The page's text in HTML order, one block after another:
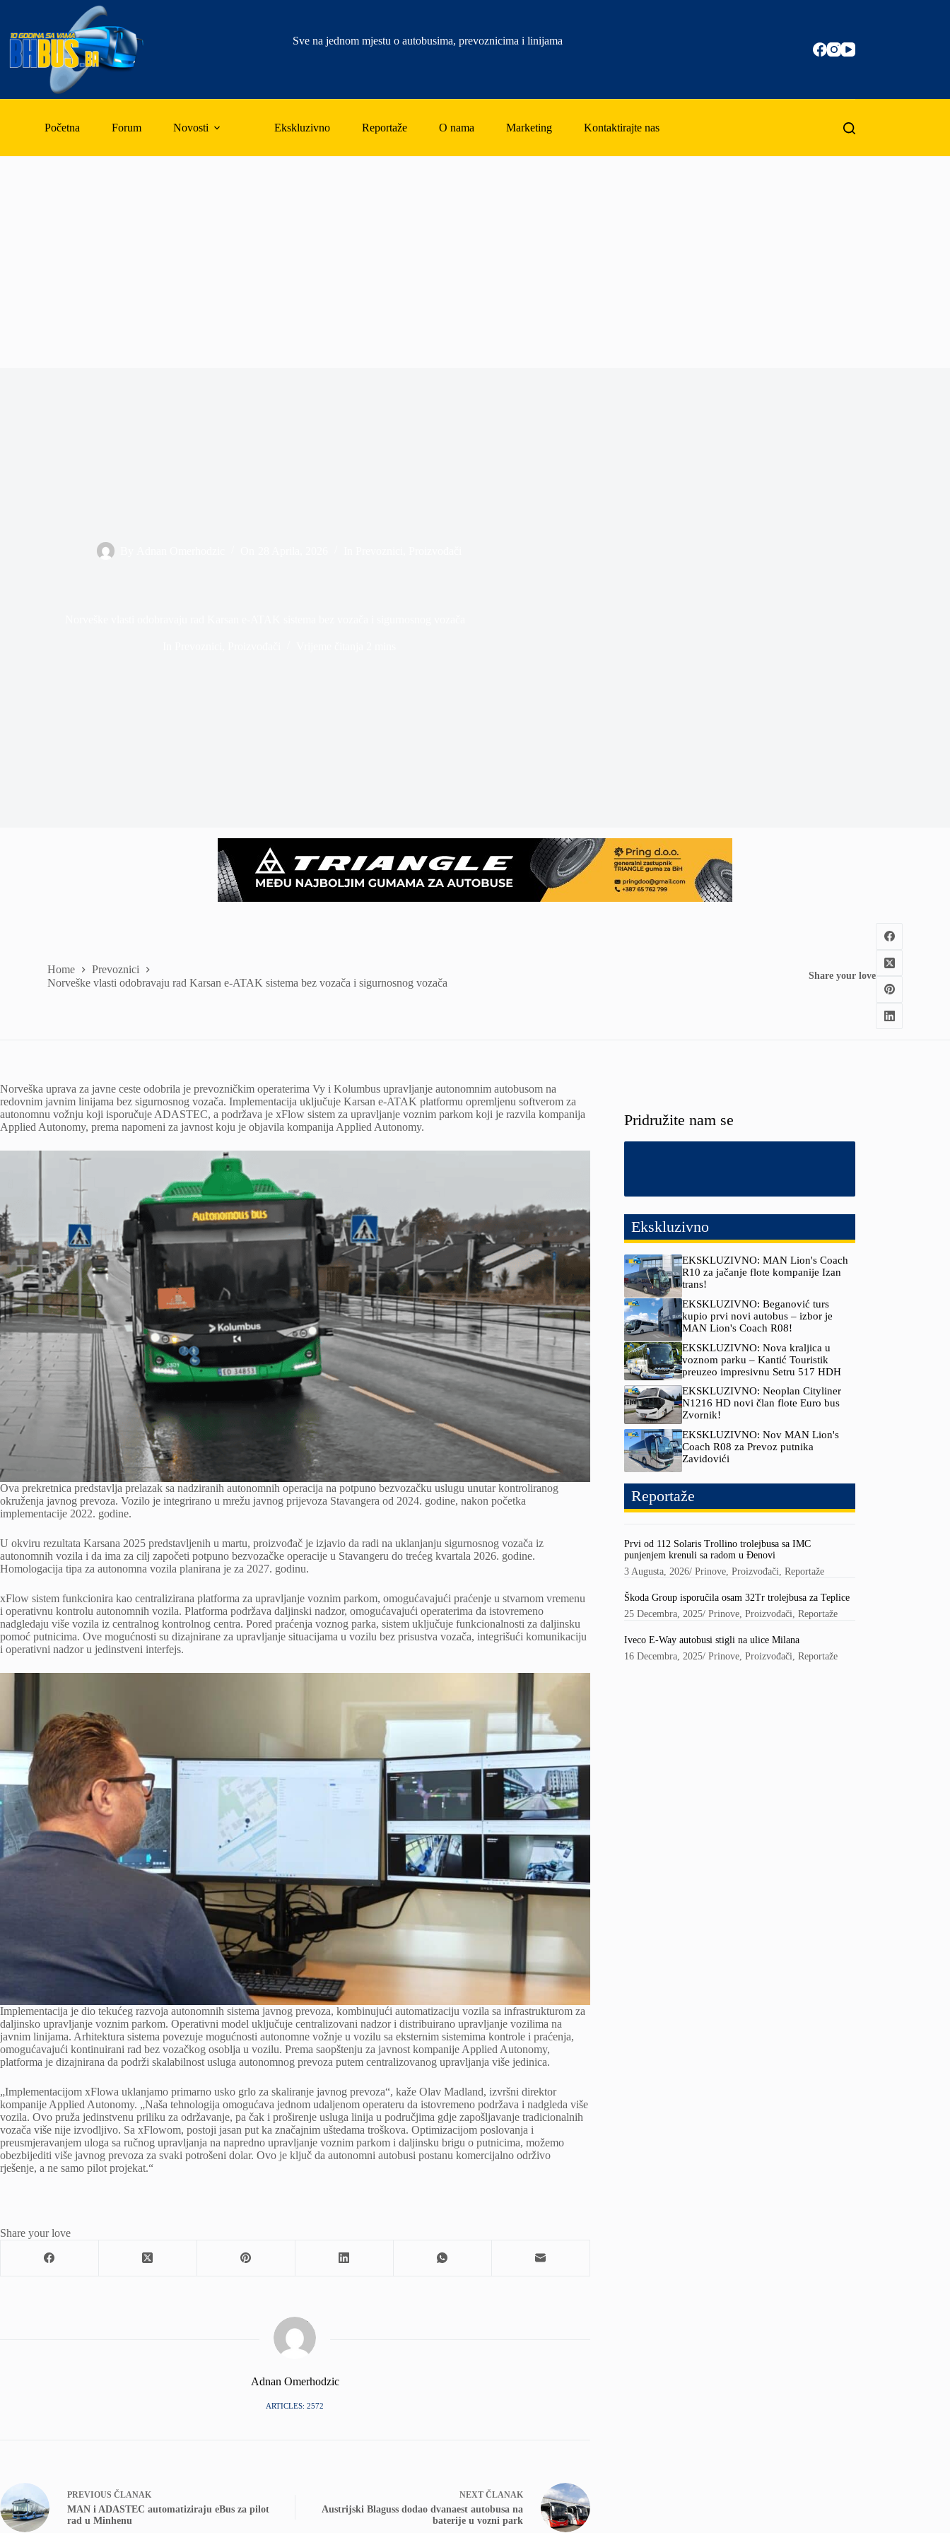
content
Sve na jednom mjestu o autobusima, prevoznicima i linijama
Početna Forum Novosti Ekskluzivno Reportaže O nama Marketing Kontaktirajte nas
Home
Prevoznici
Norveške vlasti odobravaju rad Karsan e-ATAK sistema bez vozača i sigurnosnog vozača
Share your love
Norveška uprava za javne ceste odobrila je prevozničkim operaterima Vy i Kolumbus upravljanje autonomnim autobusom na
redovnim javnim linijama bez sigurnosnog vozača. Implementacija uključuje Karsan e-ATAK platformu opremljenu softverom za
autonomnu vožnju koji isporučuje ADASTEC, a podržava je xFlow sistem za upravljanje voznim parkom koji je razvila kompanija
Applied Autonomy, prema napomeni za javnost koju je objavila kompanija Applied Autonomy.
Ova prekretnica predstavlja prelazak sa nadziranih autonomnih operacija na potpuno bezvozačku uslugu unutar kontroliranog
okruženja javnog prevoza. Vozilo je integrirano u mrežu javnog prijevoza Stavangera od 2024. godine, nakon početka
implementacije 2022. godine.
U okviru rezultata Karsana 2025 predstavljenih u martu, proizvođač je izjavio da radi na uklanjanju sigurnosnog vozača iz
autonomnih vozila i da ima za cilj započeti potpuno bezvozačke operacije u Stavangeru do trećeg kvartala 2026. godine.
Homologacija tipa za autonomna vozila planirana je za 2027. godinu.
xFlow sistem funkcionira kao centralizirana platforma za upravljanje voznim parkom, omogućavajući praćenje u stvarnom vremenu
i operativnu kontrolu autonomnih vozila. Platforma podržava daljinski nadzor, omogućavajući operaterima da istovremeno
nadgledaju više vozila iz centralnog kontrolnog centra. Pored praćenja voznog parka, sistem uključuje funkcionalnosti za daljinsku
pomoć putnicima. Ove mogućnosti su dizajnirane za upravljanje situacijama u vozilu bez prisustva vozača, integrišući komunikaciju
i operativni nadzor u jedinstveni interfejs.
Implementacija je dio tekućeg razvoja autonomnih sistema javnog prevoza, kombinujući automatizaciju vozila sa infrastrukturom za
daljinsko upravljanje voznim parkom. Operativni model uključuje centralizovani nadzor i distribuirano upravljanje vozilima na
javnim linijama. Arhitektura sistema povezuje mogućnosti autonomne vožnje u vozilu sa eksternim sistemima kontrole i praćenja,
omogućavajući kontinuirani rad bez vozačkog osoblja u vozilu. Prema saopštenju za javnost kompanije Applied Autonomy,
platforma je dizajnirana da podrži skalabilnost usluga autonomnog prevoza putem centralizovanog upravljanja više jedinica.
„Implementacijom xFlowa uklanjamo primarno usko grlo za skaliranje javnog prevoza“, kaže Olav Madland, izvršni direktor
kompanije Applied Autonomy. „Naša tehnologija omogućava jednom udaljenom operateru da istovremeno podržava i nadgleda više
vozila. Ovo pruža jedinstvenu priliku za održavanje, pa čak i proširenje usluga linija u područjima gdje zapošljavanje tradicionalnih
vozača više nije izvodljivo. Sa xFlowom, postoji jasan put ka značajnim uštedama troškova. Optimizacijom poslovanja i
preusmjeravanjem uloga sa ručnog upravljanja na napredno upravljanje voznim parkom i daljinsku brigu o putnicima, možemo
obezbijediti više javnog prevoza za svaki potrošeni dolar. Ovo je ključ da autonomni autobusi postanu komercijalno održivo
rješenje, a ne samo pilot projekat.“
Share your love
Adnan Omerhodzic
ARTICLES: 2572
PREVIOUS ČLANAK
MAN i ADASTEC automatiziraju eBus za pilot
rad u Minhenu
NEXT ČLANAK
Austrijski Blaguss dodao dvanaest autobusa na
baterije u vozni park
Pridružite nam se
Ekskluzivno
EKSKLUZIVNO: MAN Lion's Coach
R10 za jačanje flote kompanije Izan
trans!
EKSKLUZIVNO: Beganović turs
kupio prvi novi autobus – izbor je
MAN Lion's Coach R08!
EKSKLUZIVNO: Nova kraljica u
voznom parku – Kantić Touristik
preuzeo impresivnu Setru 517 HDH
EKSKLUZIVNO: Neoplan Cityliner
N1216 HD novi član flote Euro bus
Zvornik!
EKSKLUZIVNO: Nov MAN Lion's
Coach R08 za Prevoz putnika
Zavidovići
Reportaže
Prvi od 112 Solaris Trollino trolejbusa sa IMC
punjenjem krenuli sa radom u Đenovi
3 Augusta, 2026/Prinove,Proizvođači,Reportaže
Škoda Group isporučila osam 32Tr trolejbusa za Teplice
25 Decembra, 2025/Prinove,Proizvođači,Reportaže
Iveco E-Way autobusi stigli na ulice Milana
16 Decembra, 2025/Prinove,Proizvođači,Reportaže